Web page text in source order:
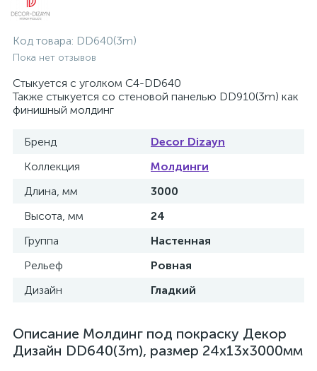
Код товара: DD640(3m)
Пока нет отзывов
Стыкуется с уголком C4-DD640
Также стыкуется со стеновой панелью DD910(3m) как
финишный молдинг
Бренд
Decor Dizayn
Коллекция
Молдинги
Длина, мм
3000
Высота, мм
24
Группа
Настенная
Рельеф
Ровная
Дизайн
Гладкий
Описание Молдинг под покраску Декор
Дизайн DD640(3m), размер 24x13x3000мм